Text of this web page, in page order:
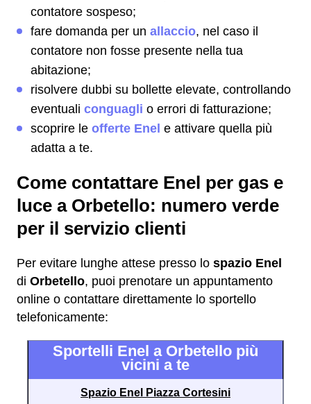
contatore sospeso;
fare domanda per un allaccio, nel caso il
contatore non fosse presente nella tua
abitazione;
risolvere dubbi su bollette elevate, controllando
eventuali conguagli o errori di fatturazione;
scoprire le offerte Enel e attivare quella più
adatta a te.
Come contattare Enel per gas e
luce a Orbetello: numero verde
per il servizio clienti
Per evitare lunghe attese presso lo spazio Enel
di Orbetello, puoi prenotare un appuntamento
online o contattare direttamente lo sportello
telefonicamente:
Sportelli Enel a Orbetello più
vicini a te
Spazio Enel Piazza Cortesini